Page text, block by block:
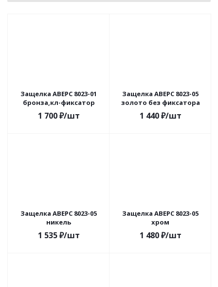
Защелка АВЕРС 8023-01
бронза,кл-фиксатор
1 700₽/шт
Защелка АВЕРС 8023-05
золото без фиксатора
1 440₽/шт
Защелка АВЕРС 8023-05
никель
1 535₽/шт
Защелка АВЕРС 8023-05
хром
1 480₽/шт